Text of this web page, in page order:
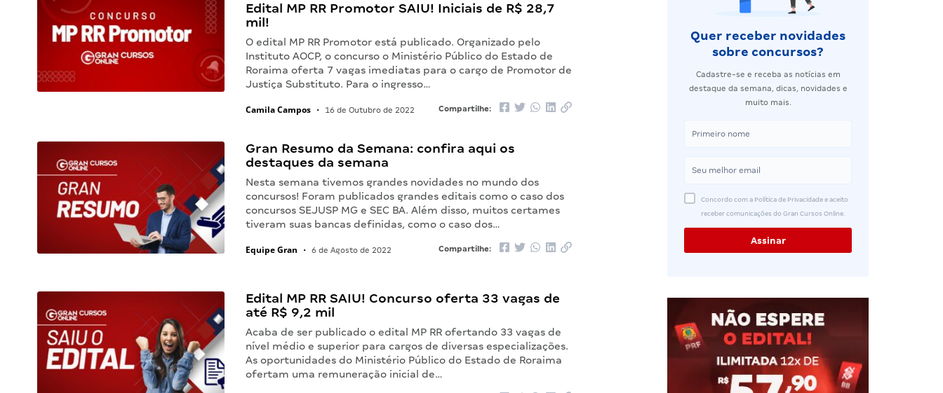
Edital MP RR Promotor SAIU! Iniciais de R$ 28,7
mil!
O edital MP RR Promotor está publicado. Organizado pelo
Instituto AOCP, o concurso o Ministério Público do Estado de
Roraima oferta 7 vagas imediatas para o cargo de Promotor de
Justiça Substituto. Para o ingresso…
Camila Campos • 16 de Outubro de 2022 Compartilhe:
Gran Resumo da Semana: confira aqui os
destaques da semana
Nesta semana tivemos grandes novidades no mundo dos
concursos! Foram publicados grandes editais como o caso dos
concursos SEJUSP MG e SEC BA. Além disso, muitos certames
tiveram suas bancas definidas, como o caso dos…
Equipe Gran • 6 de Agosto de 2022 Compartilhe:
Edital MP RR SAIU! Concurso oferta 33 vagas de
até R$ 9,2 mil
Acaba de ser publicado o edital MP RR ofertando 33 vagas de
nível médio e superior para cargos de diversas especializações.
As oportunidades do Ministério Público do Estado de Roraima
ofertam uma remuneração inicial de…
Quer receber novidades
sobre concursos?
Cadastre-se e receba as notícias em
destaque da semana, dicas, novidades e
muito mais.
Concordo com a Política de Privacidade e aceito
receber comunicações do Gran Cursos Online.